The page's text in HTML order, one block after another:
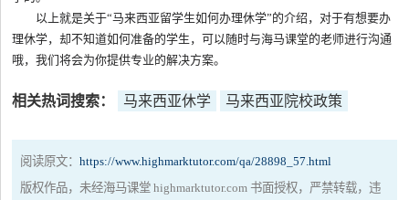
以上就是关于“马来西亚留学生如何办理休学”的介绍，对于有想要办
理休学，却不知道如何准备的学生，可以随时与海马课堂的老师进行沟通
哦，我们将会为你提供专业的解决方案。
相关热词搜索： 马来西亚休学 马来西亚院校政策
阅读原文：https://www.highmarktutor.com/qa/28898_57.html
版权作品，未经海马课堂 highmarktutor.com 书面授权，严禁转载，违